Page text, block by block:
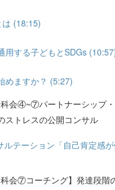
は (18:15)
用する子どもとSDGs
めますか？ (5:27)
会④~⑦パートナーシップ
ストレスの公開コンサル
ルテーション「自己肯定感が
会⑦コーチング】発達段階